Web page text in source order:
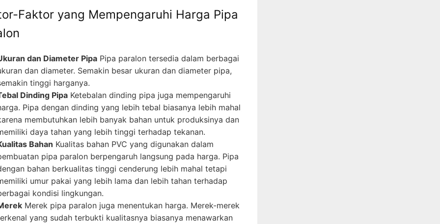
Faktor yang Mempengaruhi Harga Pipa
dan Diameter Pipa Pipa paralon tersedia dalam berbagai
dan diameter. Semakin besar ukuran dan diameter pipa,
tinggi harganya.
Dinding Pipa Ketebalan dinding pipa juga mempengaruhi
Pipa dengan dinding yang lebih tebal biasanya lebih mahal
membutuhkan lebih banyak bahan untuk produksinya dan
daya tahan yang lebih tinggi terhadap tekanan.
Bahan Kualitas bahan PVC yang digunakan dalam
pipa paralon berpengaruh langsung pada harga. Pipa
bahan berkualitas tinggi cenderung lebih mahal tetapi
umur pakai yang lebih lama dan lebih tahan terhadap
kondisi lingkungan.
Merek pipa paralon juga menentukan harga. Merek-merek
yang sudah terbukti kualitasnya biasanya menawarkan